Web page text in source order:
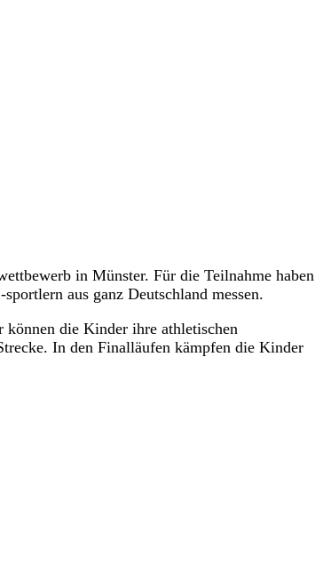
in Münster. Für die Teilnahme haben
aus ganz Deutschland messen.
können die Kinder ihre athletischen
In den Finalläufen kämpfen die Kinder